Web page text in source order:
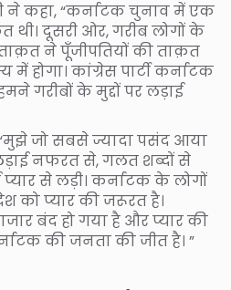
ने कहा, “कर्नाटक चुनाव में एक
थी। दूसरी ओर, गरीब लोगों के
ताक़त ने पूँजीपतियों की ताक़त
में होगा। कांग्रेस पार्टी कर्नाटक
गरीबों के मुद्दों पर लड़ाई
जो सबसे ज्यादा पसंद आया
नफरत से, गलत शब्दों से
से लड़ी। कर्नाटक के लोगों
को प्यार की जरूरत है।
बंद हो गया है और प्यार की
की जनता की जीत है। ”